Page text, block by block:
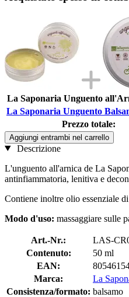
La Saponaria Unguento
La Saponaria Unguento
Prezzo totale:
Aggiungi entrambi nel carrello
Descrizione
L'unguento all'arnica de La
antinfiammatoria, lenitiva e
Contiene inoltre olio essenziale
Modo d'uso: massaggiare sulle
Art.-Nr.:
LAS-
Contenuto:
50 ml
EAN:
Marca:
La
Consistenza/formato: balsamo